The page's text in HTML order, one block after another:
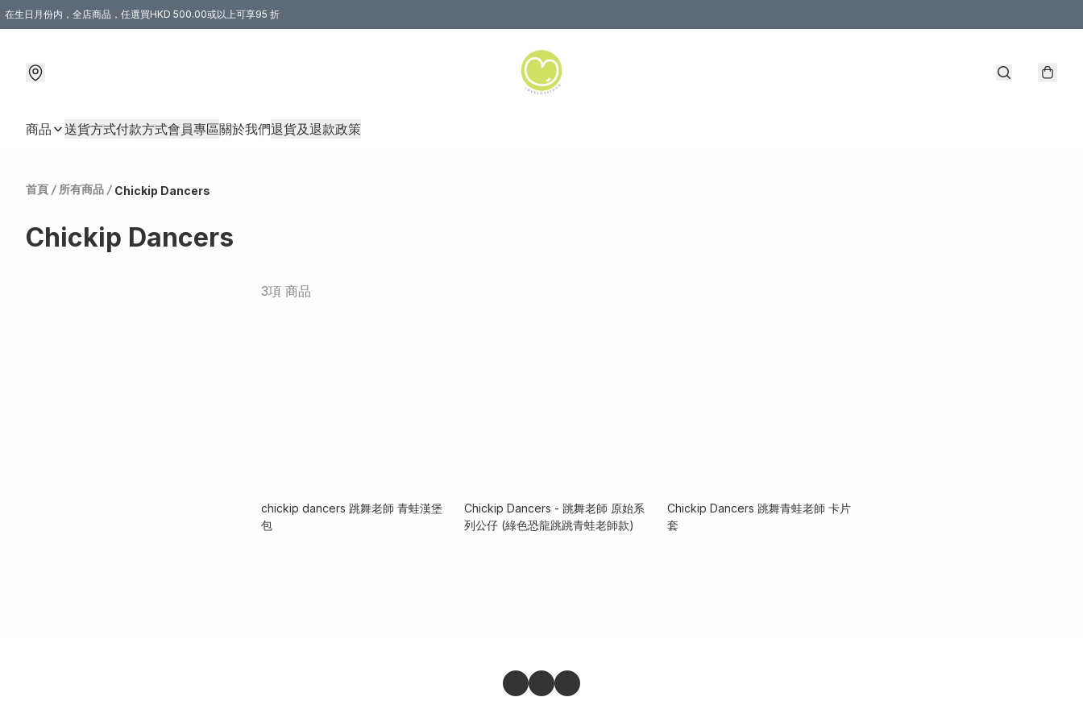
在生日月份内，全店商品，任選買HKD 500.00或以上可享95 折
商品 送貨方式付款方式會員專區關於我們退貨及退款政策
首頁 / 所有商品 / Chickip Dancers
Chickip Dancers
3項 商品
chickip dancers 跳舞老師 青蛙漢堡
包
Chickip Dancers - 跳舞老師 原始系
列公仔 (綠色恐龍跳跳青蛙老師款)
Chickip Dancers 跳舞青蛙老師 卡片
套